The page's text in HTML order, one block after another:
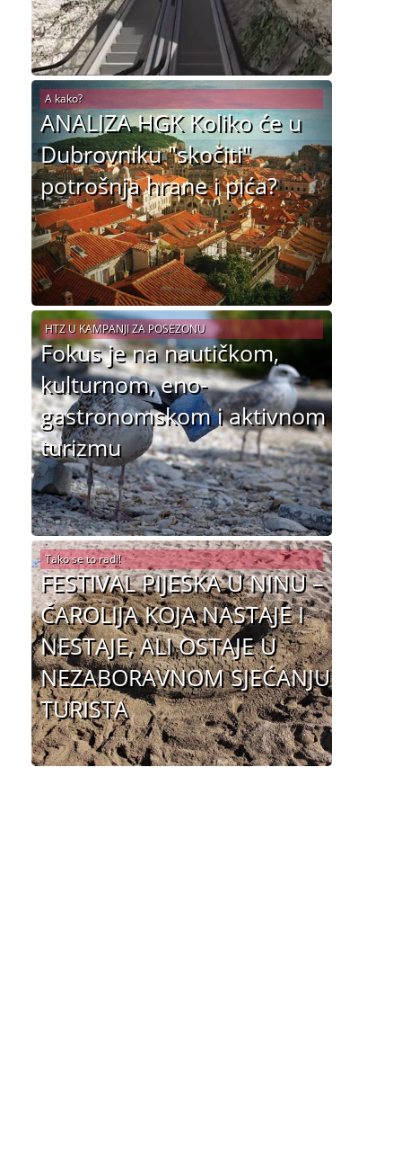
ANALIZA HGK Koliko će u
Dubrovniku "skočiti"
potrošnja hrane i pića?
A kako?
Fokus je na nautičkom,
kulturnom, eno-
gastronomskom i aktivnom
turizmu
HTZ U KAMPANJI ZA POSEZONU
FESTIVAL PIJESKA U NINU –
ČAROLIJA KOJA NASTAJE I
NESTAJE, ALI OSTAJE U
NEZABORAVNOM SJEĆANJU
TURISTA
Tako se to radi!